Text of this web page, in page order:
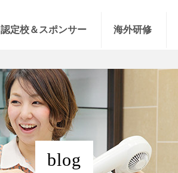
認定校＆スポンサー 海外研修
blog